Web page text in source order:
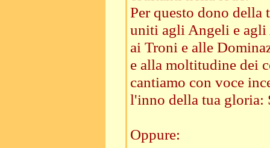
Per questo dono della
uniti agli Angeli e agli
ai Troni e alle
e alla moltitudine dei
cantiamo con voce
l'inno della tua gloria:
Oppure: